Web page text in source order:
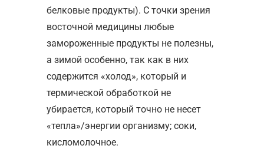
белковые продукты). С точки зрения
восточной медицины любые
замороженные продукты не полезны,
а зимой особенно, так как в них
содержится «холод», который и
термической обработкой не
убирается, который точно не несет
«тепла»/энергии организму; соки,
кисломолочное.